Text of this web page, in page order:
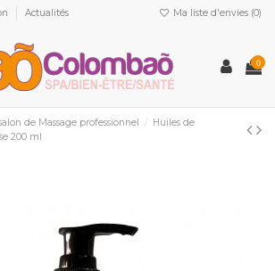
Actualités Ma liste d'envies (0)
0
de Massage professionnel
Huiles de
200 ml